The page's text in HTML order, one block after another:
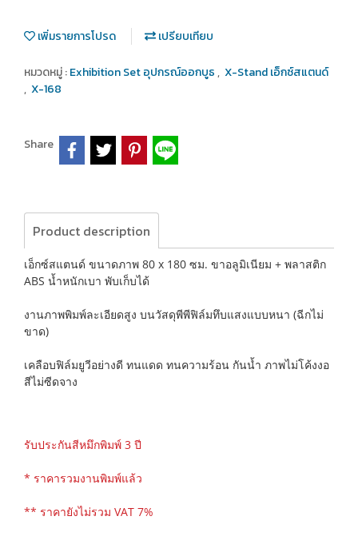
เพิ่มรายการโปรด เปรียบเทียบ
หมวดหมู่ :Exhibition Set อุปกรณ์ออกบูธ, X-Stand เอ็กซ์สแตนด์
, X-168
Share
Product description
เอ็กซ์สแตนด์ ขนาดภาพ 80 x 180 ซม. ขาอลูมิเนียม + พลาสติก
ABS น้ำหนักเบา พับเก็บได้
งานภาพพิมพ์ละเอียดสูง บนวัสดุพีพีฟิล์มทึบแสงแบบหนา (ฉีกไม่
ขาด)
เคลือบฟิล์มยูวีอย่างดี ทนแดด ทนความร้อน กันน้ำ ภาพไม่โค้งงอ
สีไม่ซีดจาง
รับประกันสีหมึกพิมพ์ 3 ปี
* ราคารวมงานพิมพ์แล้ว
** ราคายังไม่รวม VAT 7%